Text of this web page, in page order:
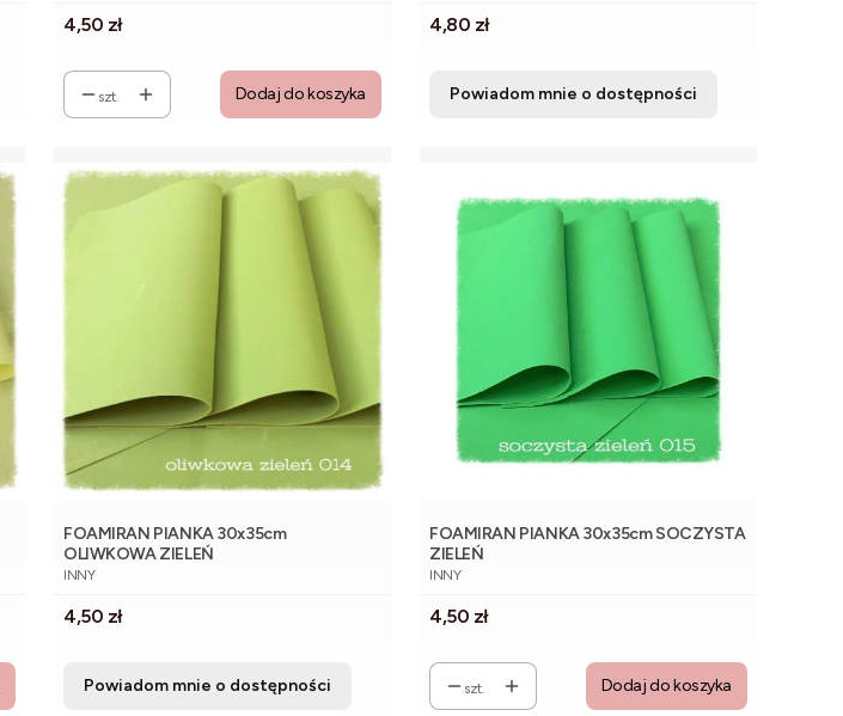
Cena
4,50 zł
szt. Dodaj do koszyka
Cena
4,80 zł
Powiadom mnie o dostępności
FOAMIRAN PIANKA 30x35cm
OLIWKOWA ZIELEŃ
PRODUCENT
INNY
Cena
4,50 zł
Powiadom mnie o dostępności
FOAMIRAN PIANKA 30x35cm SOCZYSTA
ZIELEŃ
PRODUCENT
INNY
Cena
4,50 zł
szt. Dodaj do koszyka